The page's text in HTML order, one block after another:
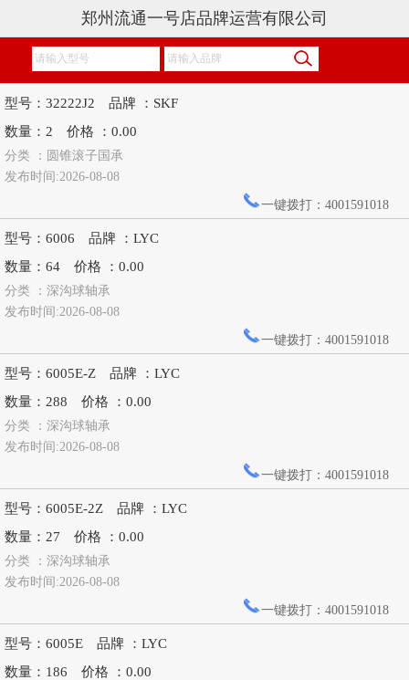
郑州流通一号店品牌运营有限公司
型号：32222J2 品牌 ：SKF
数量：2 价格 ：0.00
分类 ：圆锥滚子国承
发布时间:2026-08-08
一键拨打：4001591018
型号：6006 品牌 ：LYC
数量：64 价格 ：0.00
分类 ：深沟球轴承
发布时间:2026-08-08
一键拨打：4001591018
型号：6005E-Z 品牌 ：LYC
数量：288 价格 ：0.00
分类 ：深沟球轴承
发布时间:2026-08-08
一键拨打：4001591018
型号：6005E-2Z 品牌 ：LYC
数量：27 价格 ：0.00
分类 ：深沟球轴承
发布时间:2026-08-08
一键拨打：4001591018
型号：6005E 品牌 ：LYC
数量：186 价格 ：0.00